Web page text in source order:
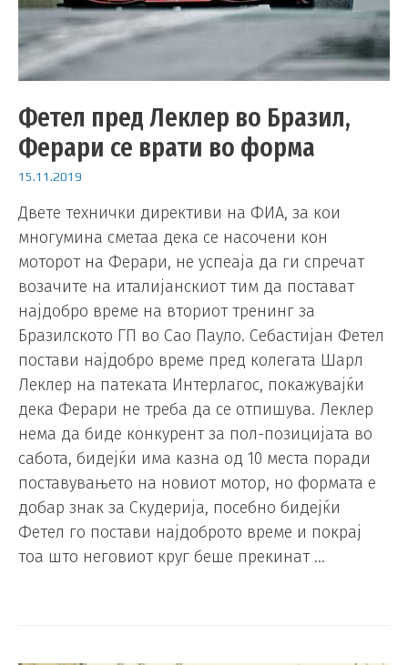
Фетел пред Леклер во Бразил,
Ферари се врати во форма
15.11.2019
Двете технички директиви на ФИА, за кои
многумина сметаа дека се насочени кон
моторот на Ферари, не успеаја да ги спречат
возачите на италијанскиот тим да постават
најдобро време на вториот тренинг за
Бразилското ГП во Сао Пауло. Себастијан Фетел
постави најдобро време пред колегата Шарл
Леклер на патеката Интерлагос, покажувајќи
дека Ферари не треба да се отпишува. Леклер
нема да биде конкурент за пол-позицијата во
сабота, бидејќи има казна од 10 места поради
поставувањето на новиот мотор, но формата е
добар знак за Скудерија, посебно бидејќи
Фетел го постави најдоброто време и покрај
тоа што неговиот круг беше прекинат …